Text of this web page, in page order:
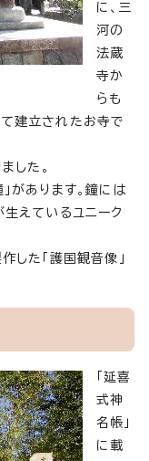
に、三
河の
法蔵
寺か
らも
建立されたお寺で
した。
があります。鐘には
えているユニーク
した「護国観音像」
「延喜
式神
名帳」
に載